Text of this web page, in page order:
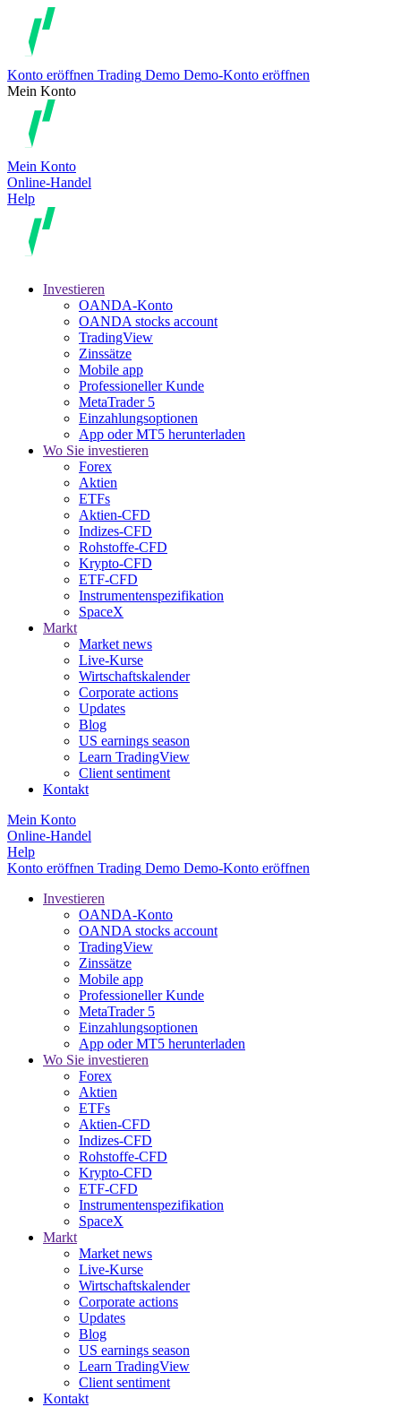
Konto eröffnen Trading Demo Demo-Konto eröffnen
Mein Konto
Mein Konto
Online-Handel
Help
Investieren
OANDA-Konto
OANDA stocks account
TradingView
Zinssätze
Mobile app
Professioneller Kunde
MetaTrader 5
Einzahlungsoptionen
App oder MT5 herunterladen
Wo Sie investieren
Forex
Aktien
ETFs
Aktien-CFD
Indizes-CFD
Rohstoffe-CFD
Krypto-CFD
ETF-CFD
Instrumentenspezifikation
SpaceX
Markt
Market news
Live-Kurse
Wirtschaftskalender
Corporate actions
Updates
Blog
US earnings season
Learn TradingView
Client sentiment
Kontakt
Mein Konto
Online-Handel
Help
Konto eröffnen Trading Demo Demo-Konto eröffnen
Investieren
OANDA-Konto
OANDA stocks account
TradingView
Zinssätze
Mobile app
Professioneller Kunde
MetaTrader 5
Einzahlungsoptionen
App oder MT5 herunterladen
Wo Sie investieren
Forex
Aktien
ETFs
Aktien-CFD
Indizes-CFD
Rohstoffe-CFD
Krypto-CFD
ETF-CFD
Instrumentenspezifikation
SpaceX
Markt
Market news
Live-Kurse
Wirtschaftskalender
Corporate actions
Updates
Blog
US earnings season
Learn TradingView
Client sentiment
Kontakt